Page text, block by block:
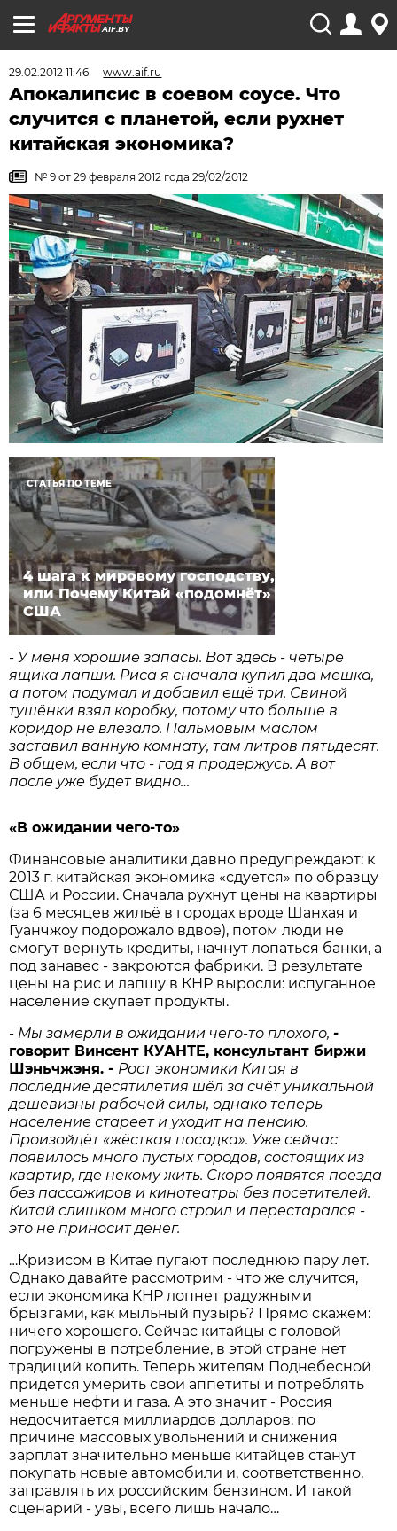
AIF.BY
29.02.2012 11:46 www.aif.ru
Апокалипсис в соевом соусе. Что
случится с планетой, если рухнет
китайская экономика?
№ 9 от 29 февраля 2012 года 29/02/2012
СТАТЬЯ ПО ТЕМЕ
4 шага к мировому господству,
или Почему Китай «подомнёт»
США
-У меня хорошие запасы. Вот здесь - четыре
ящика лапши. Риса я сначала купил два мешка,
а потом подумал и добавил ещё три. Свиной
тушёнки взял коробку,потому что больше в
коридор не влезало. Пальмовым маслом
заставил ванную комнату,там литров пятьдесят.
В общем,если что -год я продержусь.А вот
после уже будет видно…
«В ожидании чего-то»
Финансовые аналитики давно предупреждают: к
2013 г. китайская экономика «сдуется» по образцу
США и России. Сначала рухнут цены на квартиры
(за 6 месяцев жильё в городах вроде Шанхая и
Гуанчжоу подорожало вдвое), потом люди не
смогут вернуть кредиты, начнут лопаться банки, а
под занавес - закроются фабрики. В результате
цены на рис и лапшу в КНР выросли: испуганное
население скупает продукты.
- Мы замерли в ожидании чего-то плохого,-
говорит Винсент КУАНТЕ, консультантбиржи
Шэньчжэня. - Рост экономики Китая в
последние десятилетия шёл за счёт уникальной
дешевизны рабочей силы, однако теперь
население стареет и уходит на пенсию.
Произойдёт «жёсткая посадка». Уже сейчас
появилось много пустых городов, состоящих из
квартир, где некому жить. Скоро появятся поезда
без пассажиров и кинотеатры без посетителей.
Китай слишком много строил и перестарался -
это не приносит денег.
…Кризисом в Китае пугают последнюю пару лет.
Однако давайте рассмотрим - что же случится,
если экономика КНР лопнет радужными
брызгами, как мыльный пузырь? Прямо скажем:
ничего хорошего. Сейчас китайцы с головой
погружены в потребление, в этой стране нет
традиций копить. Теперь жителям Поднебесной
придётся умерить свои аппетиты и потреблять
меньше нефти и газа. А это значит - Россия
недосчитается миллиардов долларов: по
причине массовых увольнений и снижения
зарплат значительно меньше китайцев станут
покупать новые автомобили и, соответственно,
заправлять их российским бензином. И такой
сценарий - увы, всего лишь начало…